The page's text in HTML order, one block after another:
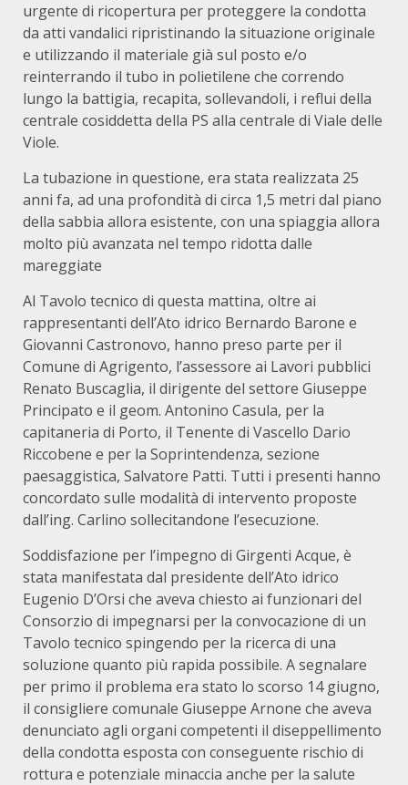
urgente di ricopertura per proteggere la condotta
da atti vandalici ripristinando la situazione originale
e utilizzando il materiale già sul posto e/o
reinterrando il tubo in polietilene che correndo
lungo la battigia, recapita, sollevandoli, i reflui della
centrale cosiddetta della PS alla centrale di Viale delle
Viole.
La tubazione in questione, era stata realizzata 25
anni fa, ad una profondità di circa 1,5 metri dal piano
della sabbia allora esistente, con una spiaggia allora
molto più avanzata nel tempo ridotta dalle
mareggiate
Al Tavolo tecnico di questa mattina, oltre ai
rappresentanti dell’Ato idrico Bernardo Barone e
Giovanni Castronovo, hanno preso parte per il
Comune di Agrigento, l’assessore ai Lavori pubblici
Renato Buscaglia, il dirigente del settore Giuseppe
Principato e il geom. Antonino Casula, per la
capitaneria di Porto, il Tenente di Vascello Dario
Riccobene e per la Soprintendenza, sezione
paesaggistica, Salvatore Patti. Tutti i presenti hanno
concordato sulle modalità di intervento proposte
dall’ing. Carlino sollecitandone l’esecuzione.
Soddisfazione per l’impegno di Girgenti Acque, è
stata manifestata dal presidente dell’Ato idrico
Eugenio D’Orsi che aveva chiesto ai funzionari del
Consorzio di impegnarsi per la convocazione di un
Tavolo tecnico spingendo per la ricerca di una
soluzione quanto più rapida possibile. A segnalare
per primo il problema era stato lo scorso 14 giugno,
il consigliere comunale Giuseppe Arnone che aveva
denunciato agli organi competenti il diseppellimento
della condotta esposta con conseguente rischio di
rottura e potenziale minaccia anche per la salute